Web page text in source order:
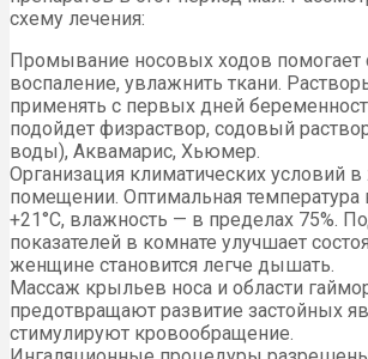
схему лечения:
Промывание носовых ходов помогает
воспаление, увлажнить ткани.
применять с первых дней
подойдет физраствор, содовый
воды), Аквамарис, Хьюмер.
Организация климатических условий
помещении. Оптимальная температура
+21°C, влажность — в пределах 75%.
показателей в комнате улучшает
женщине становится легче дышать.
Массаж крыльев носа и области
предотвращают развитие застойных
стимулируют кровообращение.